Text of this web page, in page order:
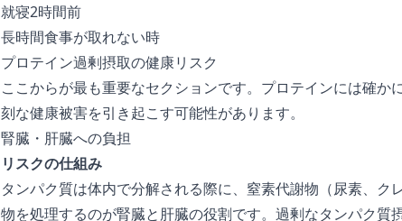
就寝2時間前
長時間食事が取れない時
プロテイン過剰摂取の健康リスク
ここからが最も重要なセクションです。プロテインには確
刻な健康被害を引き起こす可能性があります。
腎臓・肝臓への負担
リスクの仕組み
タンパク質は体内で分解される際に、窒素代謝物（尿素、
物を処理するのが腎臓と肝臓の役割です。過剰なタンパク質